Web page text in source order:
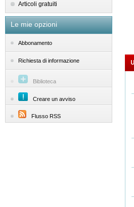
Articoli gratuiti
Le mie opzioni
Abbonamento
Richiesta di informazione
Biblioteca
Creare un avviso
Flusso RSS